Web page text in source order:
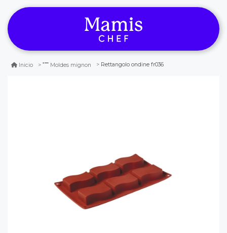
Inicio Moldes mignon Rettangolo ondine fr036